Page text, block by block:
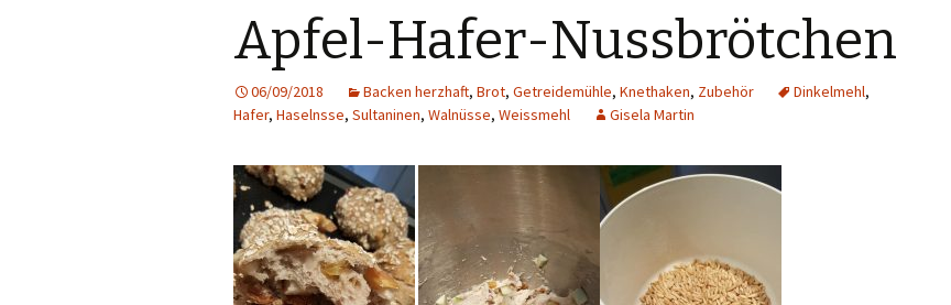
Apfel-Hafer-Nussbrötchen
06/09/2018 Backen herzhaft, Brot, Getreidemühle, Knethaken, Zubehör Dinkelmehl,
Hafer, Haselnsse, Sultaninen, Walnüsse, Weissmehl Gisela Martin